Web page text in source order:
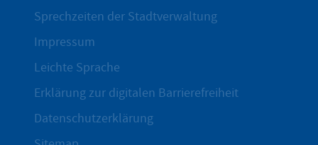
Sprechzeiten der Stadtverwaltung
Impressum
Leichte Sprache
Erklärung zur digitalen Barrierefreiheit
Datenschutzerklärung